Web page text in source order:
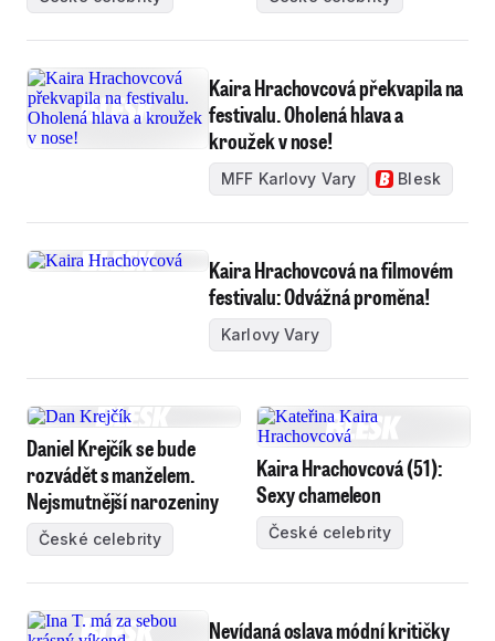
Kaira Hrachovcová překvapila na
festivalu. Oholená hlava a
kroužek v nose!
MFF Karlovy Vary Blesk
Kaira Hrachovcová na filmovém
festivalu: Odvážná proměna!
Karlovy Vary
Daniel Krejčík se bude
rozvádět s manželem.
Nejsmutnější narozeniny
České celebrity
Kaira Hrachovcová (51):
Sexy chameleon
České celebrity
Nevídaná oslava módní kritičky